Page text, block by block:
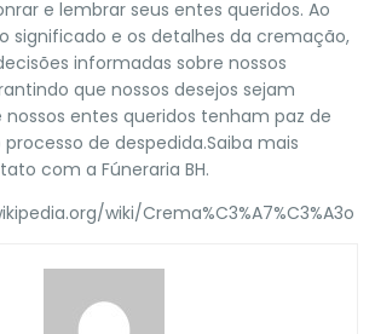
e lembrar seus entes queridos. Ao
significado e os detalhes da cremação,
informadas sobre nossos
que nossos desejos sejam
entes queridos tenham paz de
de despedida.Saiba mais
com a Fúneraria BH.
wiki/Crema%C3%A7%C3%A3o